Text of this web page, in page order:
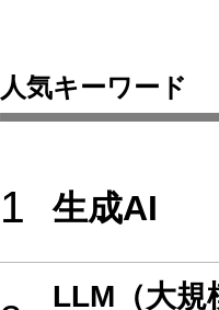
人気キーワード
1 生成AI
LLM（大規